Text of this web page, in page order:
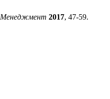
Менеджмент 2017, 47-59.